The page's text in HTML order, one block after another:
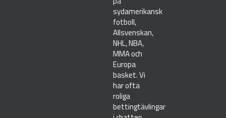
sydamerikansk
fotboll,
Allsvenskan,
NHL, NBA,
MMA och
Europa
basket. Vi
har ofta
roliga
bettingtävlingar